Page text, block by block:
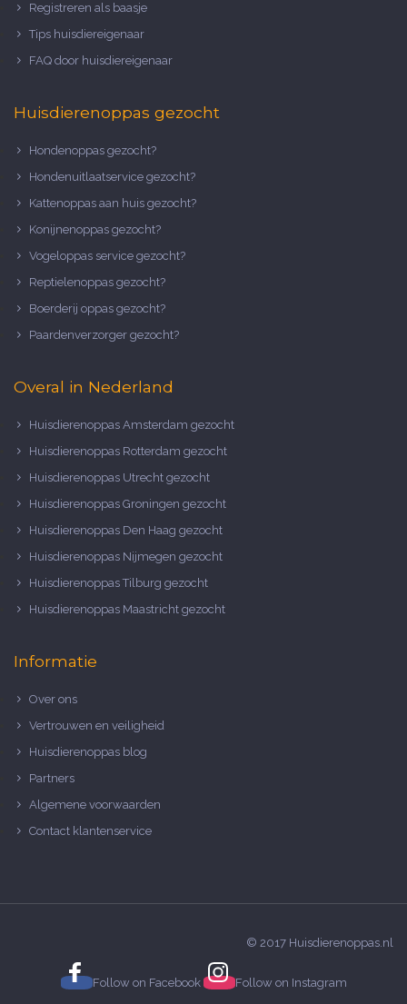
Registreren als baasje
Tips huisdiereigenaar
FAQ door huisdiereigenaar
Huisdierenoppas gezocht
Hondenoppas gezocht?
Hondenuitlaatservice gezocht?
Kattenoppas aan huis gezocht?
Konijnenoppas gezocht?
Vogeloppas service gezocht?
Reptielenoppas gezocht?
Boerderij oppas gezocht?
Paardenverzorger gezocht?
Overal in Nederland
Huisdierenoppas Amsterdam gezocht
Huisdierenoppas Rotterdam gezocht
Huisdierenoppas Utrecht gezocht
Huisdierenoppas Groningen gezocht
Huisdierenoppas Den Haag gezocht
Huisdierenoppas Nijmegen gezocht
Huisdierenoppas Tilburg gezocht
Huisdierenoppas Maastricht gezocht
Informatie
Over ons
Vertrouwen en veiligheid
Huisdierenoppas blog
Partners
Algemene voorwaarden
Contact klantenservice
© 2017 Huisdierenoppas.nl
Follow on Facebook Follow on Instagram